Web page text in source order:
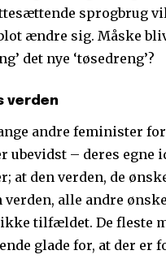
sprogbrug
ændre sig. Måske
det nye ‘tøsedreng’?
verden
andre feminister
ubevidst – deres egne
at den verden, de
verden, alle andre
tilfældet. De fleste
glade for, at der er